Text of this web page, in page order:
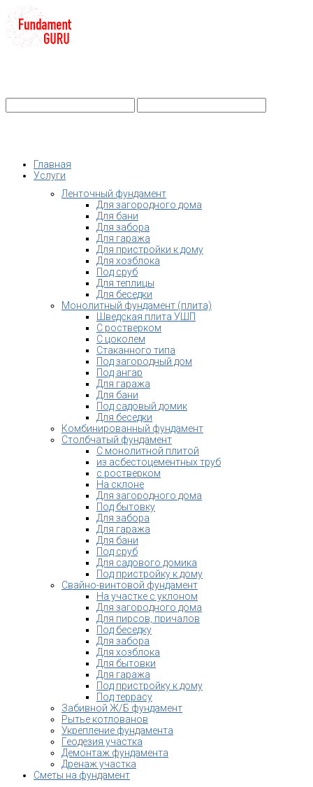
Главная
Услуги
Ленточный фундамент
Для загородного дома
Для бани
Для забора
Для гаража
Для пристройки к дому
Для хозблока
Под сруб
Для теплицы
Для беседки
Монолитный фундамент (плита)
Шведская плита УШП
С ростверком
С цоколем
Стаканного типа
Под загородный дом
Под ангар
Для гаража
Для бани
Под садовый домик
Для беседки
Комбинированный фундамент
Столбчатый фундамент
С монолитной плитой
из асбестоцементных труб
с ростверком
На склоне
Для загородного дома
Под бытовку
Для забора
Для гаража
Для бани
Под сруб
Для садового домика
Под пристройку к дому
Свайно-винтовой фундамент
На участке с уклоном
Для загородного дома
Для пирсов, причалов
Под беседку
Для забора
Для хозблока
Для бытовки
Для гаража
Под пристройку к дому
Под террасу
Забивной Ж/Б фундамент
Рытье котлованов
Укрепление фундамента
Геодезия участка
Демонтаж фундамента
Дренаж участка
Сметы на фундамент